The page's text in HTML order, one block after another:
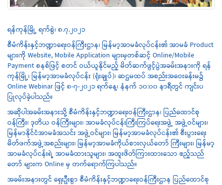
ရန်ကုန်မြို့ ရက်စွဲ၊ ၈.၇.၂၀၂၁
စီမံကိန်းနှင့်ဘဏ္ဍာရေးဝန်ကြီးဌာန၊ မြန်မာ့အာမခံလုပ်ငန်း၏ အာမခံ Product
များကို Website, Mobile Application များမှတစ်ဆင့် Online/Mobile
Payment စနစ်ဖြင့် စတင် ဝယ်ယူနိုင်မည့် မိတ်ဆက်ဖွင့်ပွဲအခမ်းအနားကို ရန်
ကုန်မြို့၊ မြန်မာ့အာမခံလုပ်ငန်း (ရုံးချုပ်)၊ ဆဌမထပ် အစည်းအဝေးခန်းမ၌
Online Webinar ဖြင့် ၈-၇-၂၀၂၁ ရက်နေ့၊ နံနက် ၁၀:၀၀ နာရီတွင် ကျင်းပ
ပြုလုပ်ခဲ့ပါသည်။
အဆိုပါအခမ်းအနားသို့ စီမံကိန်းနှင့်ဘဏ္ဍာရေးဝန်ကြီးဌာန၊ ပြည်ထောင်စု
ဝန်ကြီး၊ ဒုတိယ ဝန်ကြီးများ၊ အာမခံလုပ်ငန်းကြီးကြပ်ရေးအဖွဲ့ အဖွဲ့ဝင်များ၊
မြန်မာနိုင်ငံအာမခံအသင်း အဖွဲ့ဝင်များ၊ မြန်မာ့အာမခံလုပ်ငန်း၏ စီးပွားရေး
မိတ်ဖက်အဖွဲ့အစည်းများ၊ မြန်မာ့အာမခံကိုယ်စားလှယ်တော် ကြီးများ၊ မြန်မာ့
အာမခံလုပ်ငန်းရဲ့ အာမခံထားသူများ၊ အထူးဖိတ်ကြားထားသော ဧည့်သည်
တော် များက Online မှ တက်ရောက်ကြပါသည်။
အခမ်းအနားတွင် ရှေးဦးစွာ စီမံကိန်းနှင့်ဘဏ္ဍာရေးဝန်ကြီးဌာန ပြည်ထောင်စု